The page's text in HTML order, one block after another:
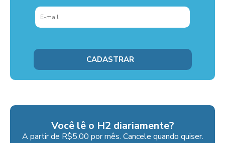
Você lê o H2 diariamente?
A partir de R$5,00 por mês. Cancele quando quiser.